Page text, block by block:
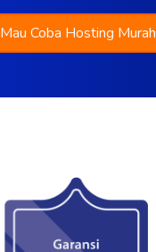
Mau Coba Hosting Murah